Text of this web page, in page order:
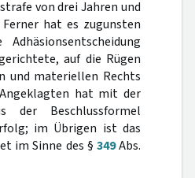
von drei Jahren und
hat es zugunsten
auf die Rügen
und materiellen Rechts
hat mit der
der Beschlussformel
im Übrigen ist das
im Sinne des § 349Abs.